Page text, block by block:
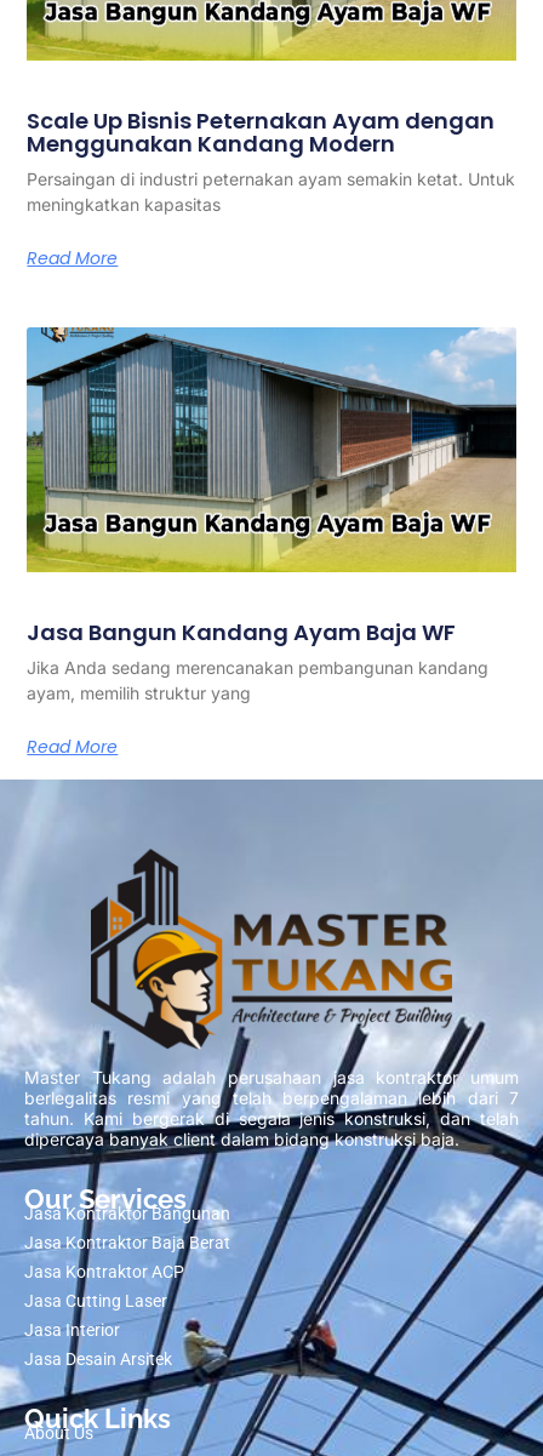
Scale Up Bisnis Peternakan Ayam dengan
Menggunakan Kandang Modern
Persaingan di industri peternakan ayam semakin ketat. Untuk
meningkatkan kapasitas
Read More
Jasa Bangun Kandang Ayam Baja WF
Jika Anda sedang merencanakan pembangunan kandang
ayam, memilih struktur yang
Read More
Master Tukang adalah perusahaan jasa kontraktor umum
berlegalitas resmi yang telah berpengalaman lebih dari 7
tahun. Kami bergerak di segala jenis konstruksi, dan telah
dipercaya banyak client dalam bidang konstruksi baja.
Our Services
Jasa Kontraktor Bangunan
Jasa Kontraktor Baja Berat
Jasa Kontraktor ACP
Jasa Cutting Laser
Jasa Interior
Jasa Desain Arsitek
Quick Links
About Us